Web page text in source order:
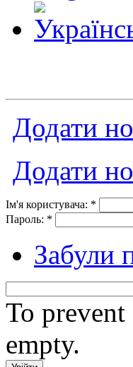
Додати
Додати
Ім'я користувача: *
Пароль: *
Забули
To
empty.